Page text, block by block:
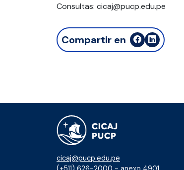
Consultas: cicaj@pucp.edu.pe
Compartir en
cicaj@pucp.edu.pe